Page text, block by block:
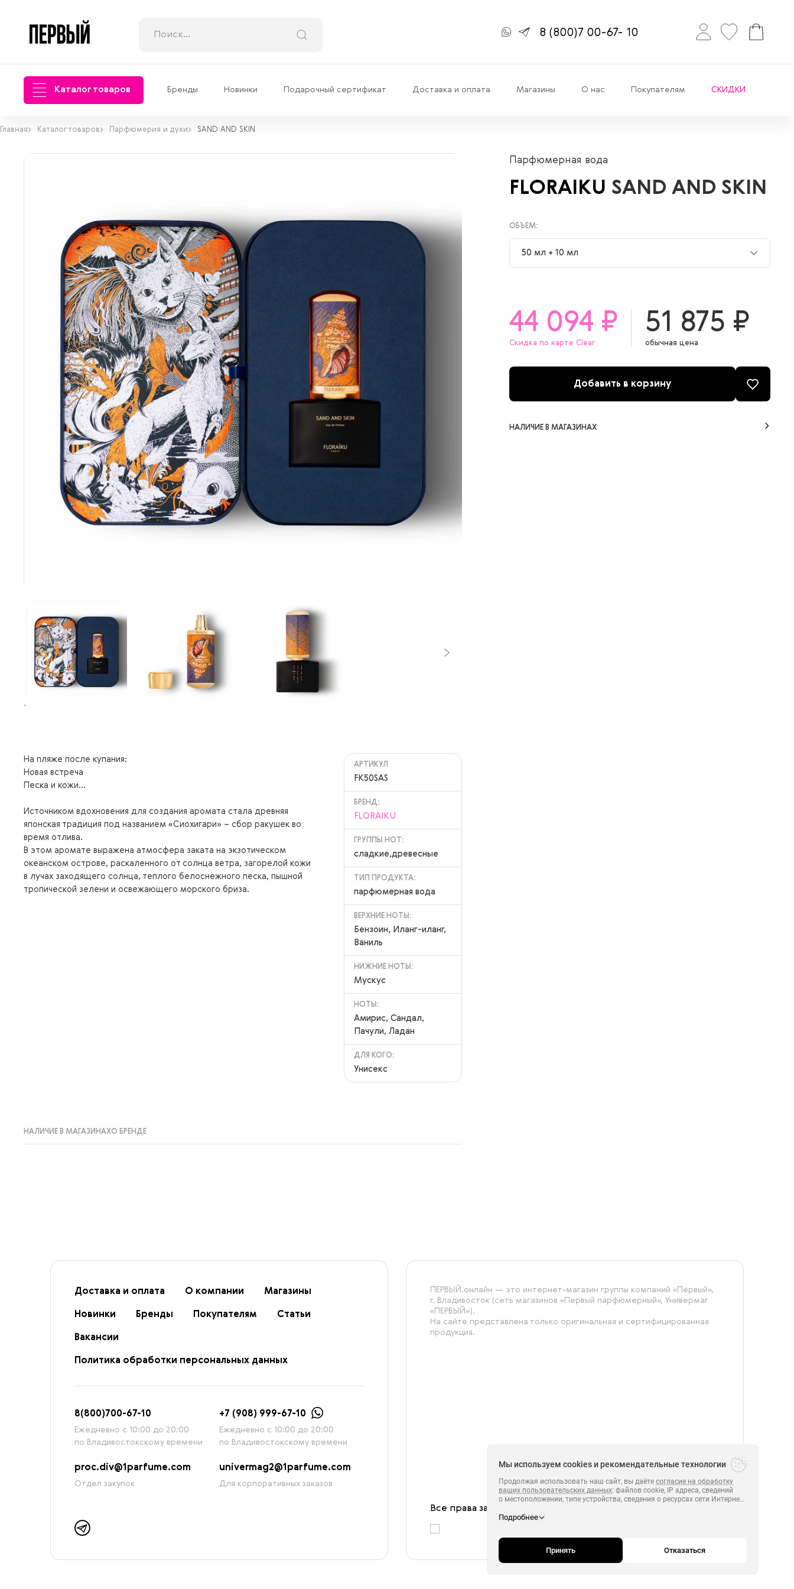
8(800)7 00-67- 10
Каталог товаров Бренды Новинки Подарочный сертификат Доставка и оплата Магазины О нас Покупателям СКИДКИ
Главная Каталог товаров Парфюмерия и духи SAND AND SKIN
Парфюмерная вода
FLORAIKU SAND AND SKIN
ОБЪЕМ:
50 мл + 10 мл
44 094 ₽
Скидка по карте Clear
51 875 ₽
обычная цена
Добавить в корзину
НАЛИЧИЕ В МАГАЗИНАХ
На пляже после купания:
Новая встреча
Песка и кожи…
Источником вдохновения для создания аромата стала древняя
японская традиция под названием «Сиохигари» – сбор ракушек во
время отлива.
В этом аромате выражена атмосфера заката на экзотическом
океанском острове, раскаленного от солнца ветра, загорелой кожи
в лучах заходящего солнца, теплого белоснежного песка, пышной
тропической зелени и освежающего морского бриза.
АРТИКУЛ
FK50SAS
БРЕНД:
FLORAIKU
ГРУППЫ НОТ:
сладкие,древесные
ТИП ПРОДУКТА:
парфюмерная вода
ВЕРХНИЕ НОТЫ:
Бензоин, Иланг-иланг,
Ваниль
НИЖНИЕ НОТЫ:
Мускус
НОТЫ:
Амирис, Сандал,
Пачули, Ладан
ДЛЯ КОГО:
Унисекс
НАЛИЧИЕ В МАГАЗИНАХО БРЕНДЕ
Доставка и оплата О компании Магазины
Новинки Бренды Покупателям Статьи
Вакансии
Политика обработки персональных данных
8(800)700-67-10
Ежедневно с 10:00 до 20:00
по Владивостокскому времени
+7 (908) 999-67-10
Ежедневно с 10:00 до 20:00
по Владивостокскому времени
proc.div@1parfume.com
Отдел закупок
univermag2@1parfume.com
Для корпоративных заказов
ПЕРВЫЙ.онлайн — это интернет-магазин группы компаний «‎Первый»,
г. Владивосток (сеть магазинов «Первый парфюмерный», Универмаг
«ПЕРВЫЙ»).
На сайте представлена только оригинальная и сертифицированная
продукция.
Все права защищены.
Мы используем cookies и рекомендательные технологии
Продолжая использовать наш сайт, вы даёте согласие на обработку
ваших пользовательских данных: файлов cookie, IP адреса, сведений
о местоположении, типе устройства, сведения о ресурсах сети Интернет,
сервиса Яндекс.Метрика. Если вы не хотите, чтобы ваши данные
обрабатывались, пожалуйста, ограничьте использование файлов cookie
в своём браузере.
Подробнее
Принять Отказаться